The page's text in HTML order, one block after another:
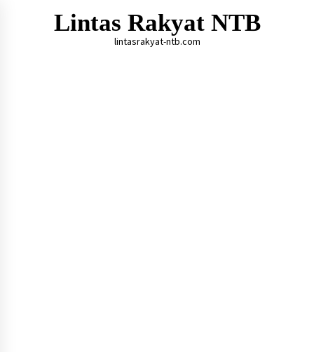
Lintas Rakyat NTB
lintasrakyat-ntb.com